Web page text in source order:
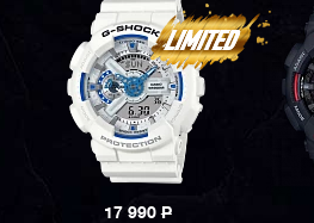
17 990P